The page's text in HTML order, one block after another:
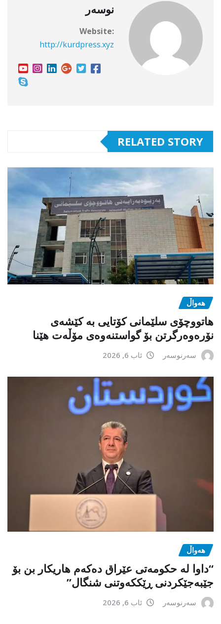
نوسەر
Website:
http://kurdpress.xyz
RELATED STORY
هەواڵ
هاتووچۆی سلێمانی کۆتایی بە کێشەی
نۆرەوەرگرتن بۆ گواستنەوەی مۆڵەت هێنا
سەرنوسەر ئاب 6, 2026
هەواڵ
“داوا لە حكومەتی عێراق دەكەم هاریكار بن بۆ
جێبەجێكردنی ڕێككەوتنی شنگال”
سەرنوسەر ئاب 6, 2026